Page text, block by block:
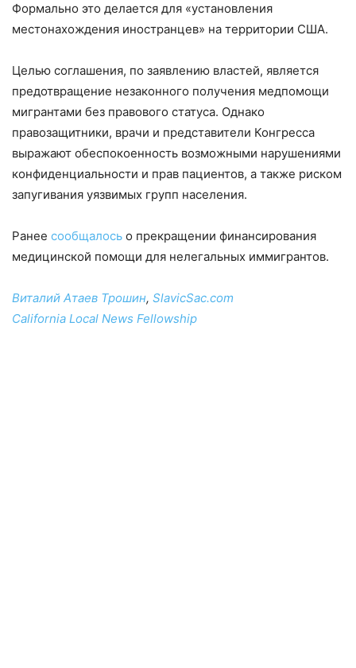
Формально это делается для «установления
местонахождения иностранцев» на территории США.
Целью соглашения, по заявлению властей, является
предотвращение незаконного получения медпомощи
мигрантами без правового статуса. Однако
правозащитники, врачи и представители Конгресса
выражают обеспокоенность возможными нарушениями
конфиденциальности и прав пациентов, а также риском
запугивания уязвимых групп населения.
Ранее сообщалось о прекращении финансирования
медицинской помощи для нелегальных иммигрантов.
Виталий Атаев Трошин, SlavicSac.com
California Local News Fellowship